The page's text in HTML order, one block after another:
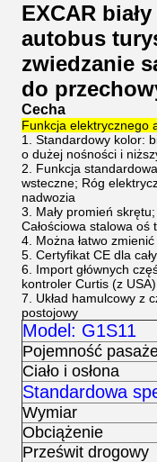
EXCAR
autobus
zwiedzanie
do
Cecha
Funkcja elektrycznego
1. Standardowy kolor:
o dużej nośności i
2. Funkcja
wsteczne; Róg
nadwozia
3. Mały promień
Całościowa stalowa oś
4. Można łatwo
5. Certyfikat CE dla
6. Import głównych
kontroler Curtis (z
7. Układ hamulcowy z
postojowy
Model: G1S11
Pojemność
Ciało i osłona
Standardowa
Wymiar
Obciążenie
Prześwit drogowy